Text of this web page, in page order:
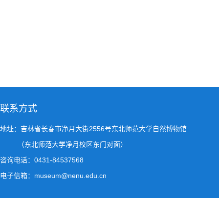
联系方式
地址：吉林省长春市净月大街2556号东北师范大学自然博物馆
（东北师范大学净月校区东门对面）
咨询电话：0431-84537568
电子信箱：museum@nenu.edu.cn